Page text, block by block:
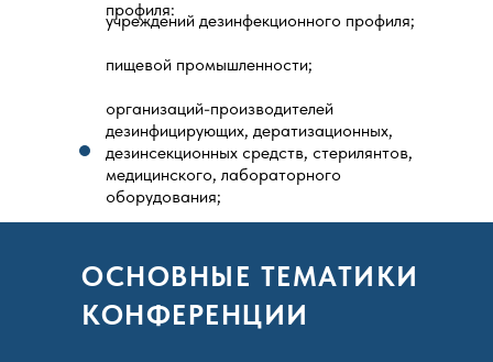
учреждений дезинфекционного профиля;
пищевой промышленности;
организаций-производителей
дезинфицирующих, дератизационных,
дезинсекционных средств, стерилянтов,
медицинского, лабораторного
оборудования;
отраслевых союзов и ассоциаций;
организаций-производителей смежных
профиля:
ОСНОВНЫЕ ТЕМАТИКИ
КОНФЕРЕНЦИИ